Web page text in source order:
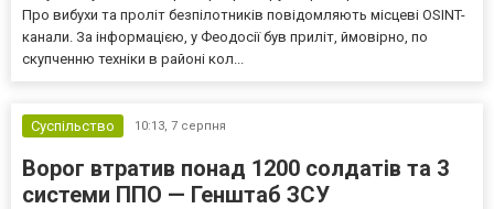
Про вибухи та проліт безпілотників повідомляють місцеві OSINT-
канали. За інформацією, у Феодосії був приліт, ймовірно, по
скупченню техніки в районі кол...
Суспільство 10:13, 7 серпня
Ворог втратив понад 1200 солдатів та 3
системи ППО — Генштаб ЗСУ